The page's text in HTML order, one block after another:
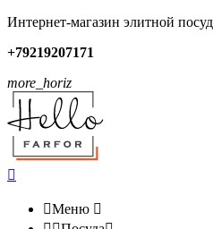
Интернет-магазин элитной
+79219207171
more_horiz

Меню 